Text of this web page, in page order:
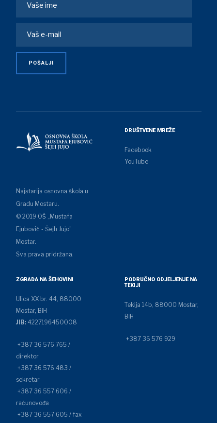
Najstarija osnovna škola u
Gradu Mostaru.
© 2019 OŠ „Mustafa
Ejubović - Šejh Jujo”
Mostar.
Sva prava pridržana.
DRUŠTVENE MREŽE
Facebook
YouTube
ZGRADA NA ŠEHOVINI
Ulica XX br. 44, 88000
Mostar, BiH
JIB:4227196450008
+387 36 576 765 /
direktor
+387 36 576 483 /
sekretar
+387 36 557 606 /
računovođa
+387 36 557 605 / fax
PODRUČNO ODJELJENJE NA
TEKIJI
Tekija 14b, 88000 Mostar,
BiH
+387 36 576 929